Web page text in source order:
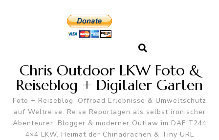
Chris Outdoor LKW Foto &
Reiseblog + Digitaler Garten
Foto + Reiseblog, Offroad Erlebnisse & Umweltschutz
auf Weltreise. Reise Reportagen als selbst ironischer
Abenteurer, Blogger & moderner Outlaw im DAF T244
4×4 LKW. Heimat der Chinadrachen & Tiny URL